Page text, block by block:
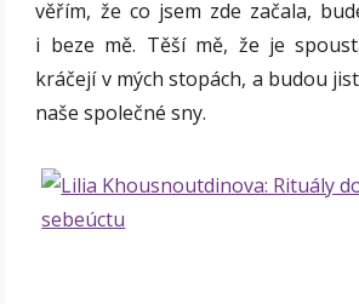
věřím, že co jsem zde začala,
i beze mě. Těší mě, že je
kráčejí v mých stopách, a budou
naše společné sny.